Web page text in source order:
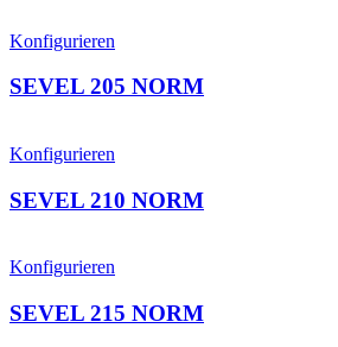
Konfigurieren
SEVEL 205 NORM
Konfigurieren
SEVEL 210 NORM
Konfigurieren
SEVEL 215 NORM